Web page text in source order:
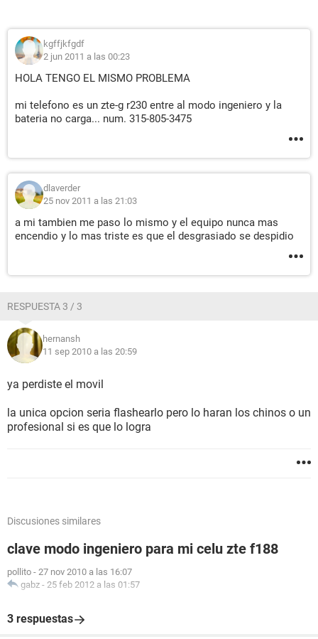
kgffjkfgdf
2 jun 2011 a las 00:23
HOLA TENGO EL MISMO PROBLEMA
mi telefono es un zte-g r230 entre al modo ingeniero y la
bateria no carga... num. 315-805-3475
dlaverder
25 nov 2011 a las 21:03
a mi tambien me paso lo mismo y el equipo nunca mas
encendio y lo mas triste es que el desgrasiado se despidio
RESPUESTA 3 / 3
hernansh
11 sep 2010 a las 20:59
ya perdiste el movil
la unica opcion seria flashearlo pero lo haran los chinos o un
profesional si es que lo logra
Discusiones similares
clave modo ingeniero para mi celu zte f188
pollito - 27 nov 2010 a las 16:07
gabz - 25 feb 2012 a las 01:57
3 respuestas